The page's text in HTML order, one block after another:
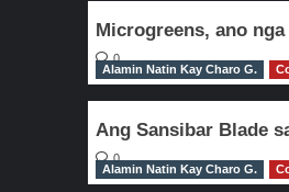
Microgreens, ano
0
Alamin Natin Kay Charo G.
Ang Sansibar Blade
0
Alamin Natin Kay Charo G.